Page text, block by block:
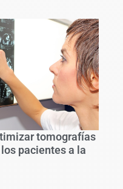
tomografías
pacientes a la